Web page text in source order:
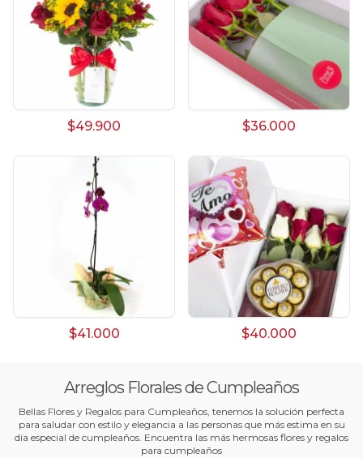
$49.900 $36.000
$41.000 $40.000
Arreglos Florales de Cumpleaños
Bellas Flores y Regalos para Cumpleaños, tenemos la solución perfecta
para saludar con estilo y elegancia a las personas que más estima en su
día especial de cumpleaños. Encuentra las más hermosas flores y regalos
para cumpleaños